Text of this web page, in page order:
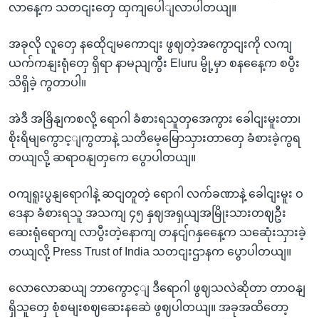
လာနေ့က သတငျးတှေ ထှကျပေါျလာပါတယျ။
အခုလို လူတှေ နထေိုငျမကောငျး ဖွဈတဲ့အကွောငျးကို လကျ
ယက်ကနျးရုံတှေ ရှိရာ နာမညျကွီး Eluru မွို့မှာ စနနေေ့က စပွီး
သိရှိခဲ့ ကွတာပါ။
အဲဒီ အခြိနျကစလို့ ရောဂါ ခံစားရသူတှအေကွား ခေါငျးမူးတာ၊
စိုးရိမျကွောင့ျကွတာနဲ့ သတိမေ့မြောသှားတာတှေ ခံစားခဲ့ကွရ
တယျလို့ ဆရာဝနျတှကေ ပွောပါတယျ။
ဝကျရူးပွနျရောဂါနဲ့ ဆငျတူတဲ့ ရောဂါ လက်ခဏာနဲ့ ခေါငျးမူး ဝ
ဒေနာ ခံစားရသူ အသကျ ၄၅ နှဈအရှယျအမြိုးသားတဈဦး
ဆေးရုံရောကျ လာပွီးတဲ့နောကျ တနငျ်ဂနှနေေ့က သဆေုံးသှားခဲ့
တယျလို့ Press Trust of India သတငျးဌာနက ပွောပါတယျ။
လောလောဆယျ ဘာကွောင့ျ ဒီရောဂါ ဖွဈသလဲဆိုတာ တာဝနျ
ရှိသူတှေ စုံစမျးစဈဆေးနဆေဲ ဖွဈပါတယျ။ အခုအထိတော့